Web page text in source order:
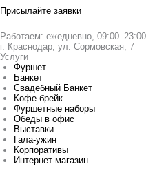
Присылайте заявки
Работаем: ежедневно, 09:00–23:00
г. Краснодар, ул. Сормовская, 7
Услуги
Фуршет
Банкет
Свадебный Банкет
Кофе-брейк
Фуршетные наборы
Обеды в офис
Выставки
Гала-ужин
Корпоративы
Интернет-магазин